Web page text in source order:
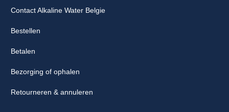
Contact Alkaline Water Belgie
Bestellen
Betalen
Bezorging of ophalen
Retourneren & annuleren